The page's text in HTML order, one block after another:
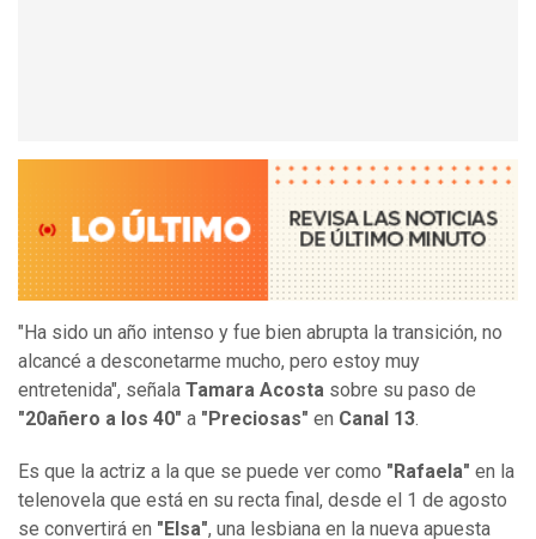
"Ha sido un año intenso y fue bien abrupta la transición, no
alcancé a desconetarme mucho, pero estoy muy
entretenida", señala Tamara Acosta sobre su paso de
"20añero a los 40" a "Preciosas" en Canal 13.
Es que la actriz a la que se puede ver como "Rafaela" en la
telenovela que está en su recta final, desde el 1 de agosto
se convertirá en "Elsa", una lesbiana en la nueva apuesta